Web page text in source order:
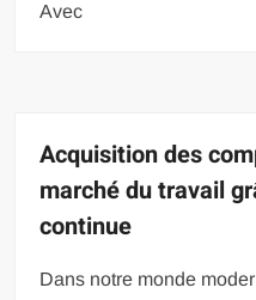
Avec
Acquisition des
marché du travail
continue
Dans notre monde